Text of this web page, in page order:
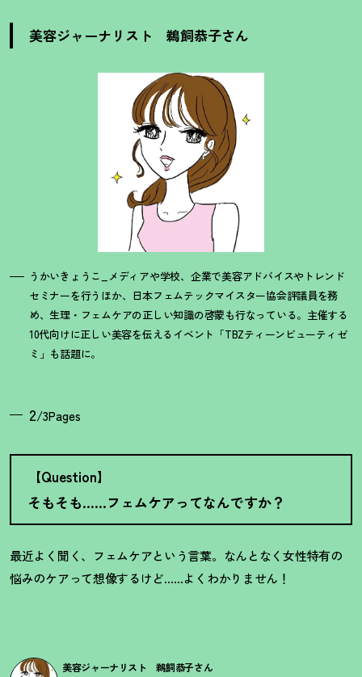
美容ジャーナリスト 鵜飼恭子さん
うかいきょうこ_メディアや学校、企業で美容アドバイスやトレンド
セミナーを行うほか、日本フェムテックマイスター協会評議員を務
め、生理・フェムケアの正しい知識の啓蒙も行なっている。主催する
10代向けに正しい美容を伝えるイベント「TBZティーンビューティゼ
ミ」も話題に。
2/3Pages
【Question】
そもそも……フェムケアってなんですか？
最近よく聞く、フェムケアという言葉。なんとなく女性特有の
悩みのケアって想像するけど……よくわかりません！
美容ジャーナリスト 鵜飼恭子さん